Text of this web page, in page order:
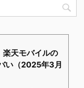
楽天モバイルの
い（2025年3月